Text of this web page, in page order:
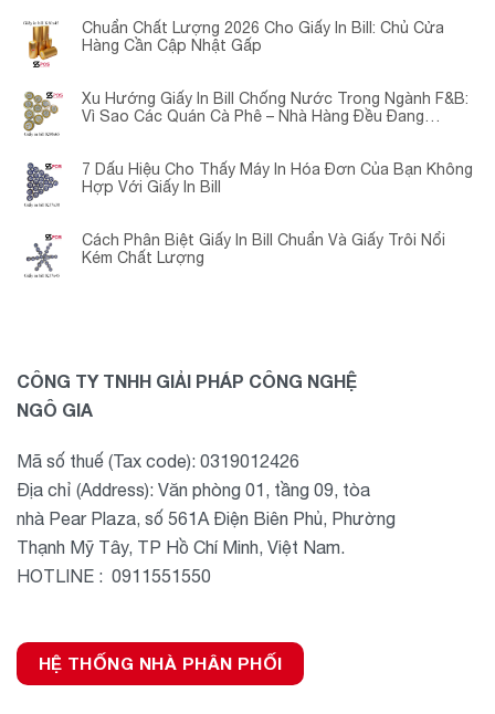
Chuẩn Chất Lượng 2026 Cho Giấy In Bill: Chủ Cửa
Hàng Cần Cập Nhật Gấp
Xu Hướng Giấy In Bill Chống Nước Trong Ngành F&B:
Vì Sao Các Quán Cà Phê – Nhà Hàng Đều Đang
7 Dấu Hiệu Cho Thấy Máy In Hóa Đơn Của Bạn Không
Hợp Với Giấy In Bill
Cách Phân Biệt Giấy In Bill Chuẩn Và Giấy Trôi Nổi
Kém Chất Lượng
CÔNG TY TNHH GIẢI PHÁP CÔNG NGHỆ
NGÔ GIA
Mã số thuế (Tax code): 0319012426
Địa chỉ (Address): Văn phòng 01, tầng 09, tòa
nhà Pear Plaza, số 561A Điện Biên Phủ, Phường
Thạnh Mỹ Tây, TP Hồ Chí Minh, Việt Nam.
HOTLINE : 0911551550
HỆ THỐNG NHÀ PHÂN PHỐI